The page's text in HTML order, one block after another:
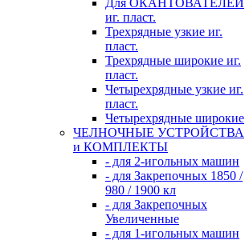
Для ОКАНТОВАТЕЛЕЙ
иг. пласт.
Трехрядные узкие иг.
пласт.
Трехрядные широкие иг.
пласт.
Четырехрядные узкие иг.
пласт.
Четырехрядные широкие
ЧЕЛНОЧНЫЕ УСТРОЙСТВА
и КОМПЛЕКТЫ
- для 2-игольных машин
- для Закрепочных 1850 /
980 / 1900 кл
- для Закрепочных
Увеличенные
- для 1-игольных машин